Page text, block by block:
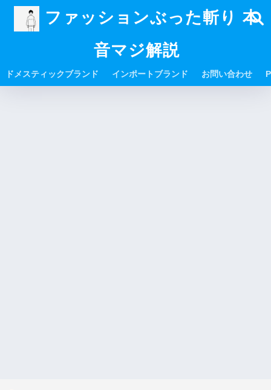
ファッションぶった斬り 本
音マジ解説
ドメスティックブランド インポートブランド お問い合わせ